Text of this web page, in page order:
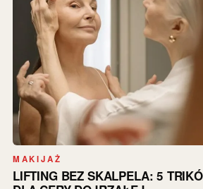
MAKIJAŻ
LIFTING BEZ SKALPELA: 5